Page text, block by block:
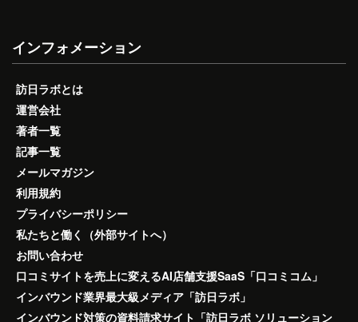
インフォメーション
訪日ラボとは
運営会社
著者一覧
記事一覧
メールマガジン
利用規約
プライバシーポリシー
私たちと働く（外部サイトへ）
お問い合わせ
口コミサイトを売上に変えるAI店舗支援SaaS「口コミコム」
インバウンド業界最大級メディア「訪日ラボ」
インバウンド対策の資料請求サイト「訪日ラボ ソリューション